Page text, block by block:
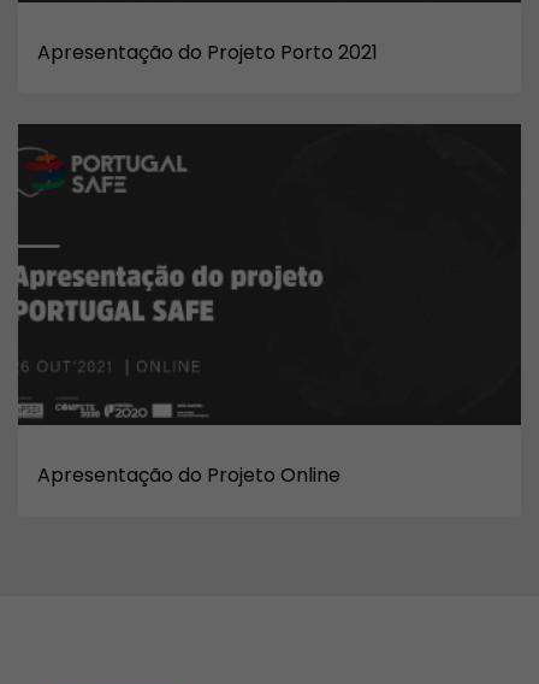
Apresentação do Projeto Porto 2021
Apresentação do Projeto Online